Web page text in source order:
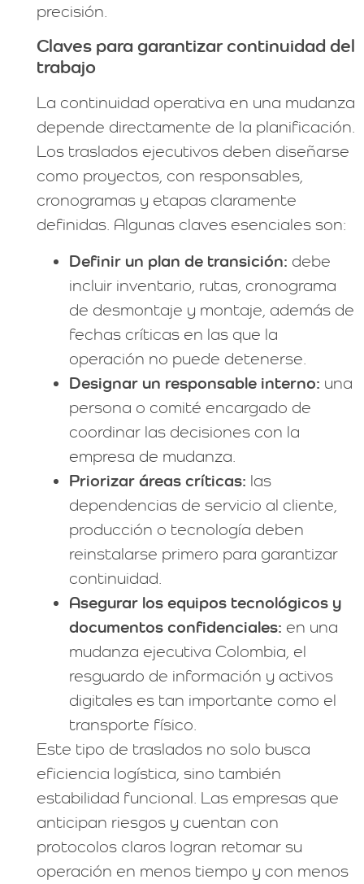
precisión.
Claves para garantizar continuidad del
trabajo
La continuidad operativa en una mudanza
depende directamente de la planificación.
Los traslados ejecutivos deben diseñarse
como proyectos, con responsables,
cronogramas y etapas claramente
definidas. Algunas claves esenciales son:
Definir un plan de transición: debe
incluir inventario, rutas, cronograma
de desmontaje y montaje, además de
fechas críticas en las que la
operación no puede detenerse.
Designar un responsable interno: una
persona o comité encargado de
coordinar las decisiones con la
empresa de mudanza.
Priorizar áreas críticas: las
dependencias de servicio al cliente,
producción o tecnología deben
reinstalarse primero para garantizar
continuidad.
Asegurar los equipos tecnológicos y
documentos confidenciales: en una
mudanza ejecutiva Colombia, el
resguardo de información y activos
digitales es tan importante como el
transporte físico.
Este tipo de traslados no solo busca
eficiencia logística, sino también
estabilidad funcional. Las empresas que
anticipan riesgos y cuentan con
protocolos claros logran retomar su
operación en menos tiempo y con menos